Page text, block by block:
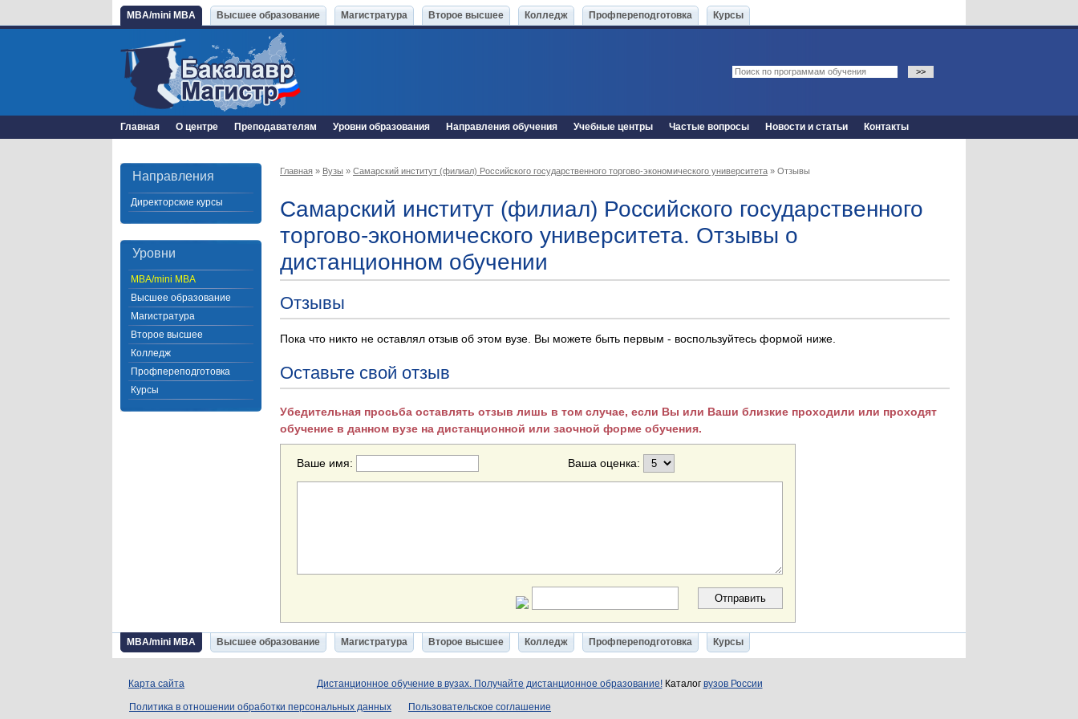
MBA/mini MBA Высшее образование Магистратура Второе высшее Колледж Профпереподготовка Курсы
Главная О центре Преподавателям Уровни образования Направления обучения Учебные центры Частые вопросы Новости и статьи Контакты
Направления
Директорские курсы
Уровни
MBA/mini MBA
Высшее образование
Магистратура
Второе высшее
Колледж
Профпереподготовка
Курсы
Главная » Вузы » Самарский институт (филиал) Российского государственного торгово-экономического университета » Отзывы
Самарский институт (филиал) Российского государственного
торгово-экономического университета. Отзывы о
дистанционном обучении
Отзывы
Пока что никто не оставлял отзыв об этом вузе. Вы можете быть первым - воспользуйтесь формой ниже.
Оставьте свой отзыв
Убедительная просьба оставлять отзыв лишь в том случае, если Вы или Ваши близкие проходили или проходят
обучение в данном вузе на дистанционной или заочной форме обучения.
Ваше имя: Ваша оценка:
MBA/mini MBA Высшее образование Магистратура Второе высшее Колледж Профпереподготовка Курсы
Карта сайта Дистанционное обучение в вузах. Получайте дистанционное образование!Каталог вузов России
Политика в отношении обработки персональных данных Пользовательское соглашение